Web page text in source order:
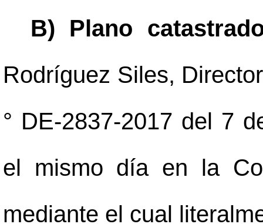
B) Plano
Rodríguez Siles,
° DE-2837-2017 del 7
el mismo día en la
mediante el cual